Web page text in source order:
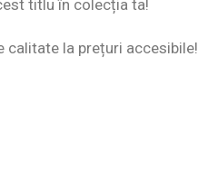
titlu în colecția ta!
calitate la prețuri accesibile!